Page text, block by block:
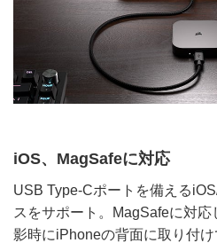
iOS、MagSafeに対応
USB Type-Cポートを備える
スをサポート。MagSafeに対
影時にiPhoneの背面に取り付